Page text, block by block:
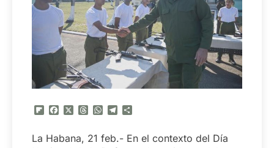
Flipboard
FacebookThreadsWhatsApp
Telegram
La Habana, 21 feb.- En el contexto del Día